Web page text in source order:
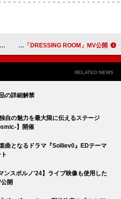
なとり、アーティスト生活をファッショナブルに描く「DRESSING ROOM」MV公開
RELATED NEWS
の詳細解禁
自の魅力を最大限に伝えるステージ
】開催
曲となるドラマ『Solliev0』EDテーマ
ンスポルノ'24】ライブ映像も使用した
開